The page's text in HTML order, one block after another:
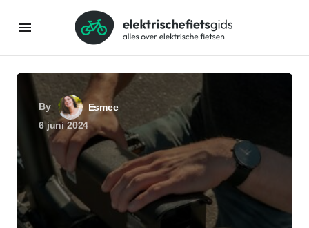
By
Esmee
6 juni 2024